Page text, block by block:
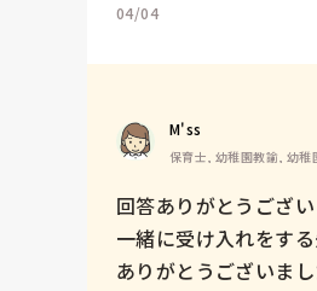
04/04
M'ss
保育士, 幼稚園教諭, 幼稚
回答ありがとうござ
一緒に受け入れをす
ありがとうございまし